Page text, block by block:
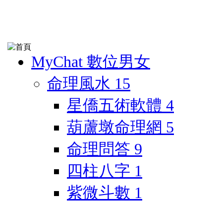
MyChat 數位男女
命理風水 15
星僑五術軟體 4
葫蘆墩命理網 5
命理問答 9
四柱八字 1
紫微斗數 1